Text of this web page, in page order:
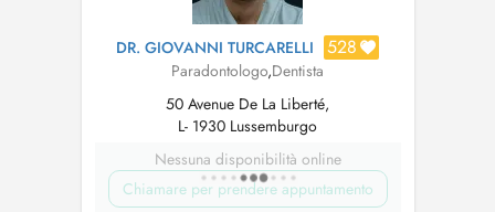
DR. GIOVANNI TURCARELLI 528
Paradontologo,Dentista
50 Avenue De La Liberté,
L- 1930 Lussemburgo
Nessuna disponibilità online
Chiamare per prendere appuntamento